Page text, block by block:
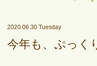
2020.06.30 Tuesday
今年も、ぷっく